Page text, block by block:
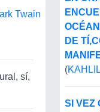
Twain
sí,
DE
(
SI VEZ